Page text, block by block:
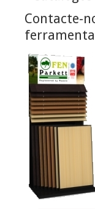
Contacte-